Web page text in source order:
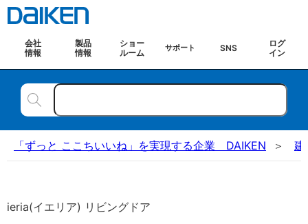
会社
情報
製品
情報
ショー
ルーム
サポート SNS
ログ
イン
「ずっと ここちいいね」を実現する企業 DAIKEN 建
ieria(イエリア) リビングドア